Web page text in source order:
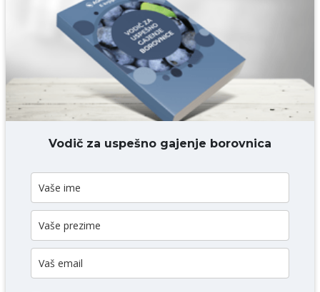
Komentar* obavezno
DODAJ KOMENTAR
Vodič za uspešno gajenje borovnica